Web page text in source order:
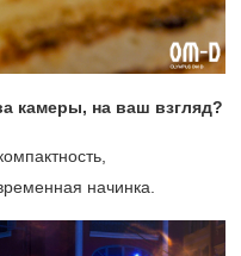
камеры, на ваш взгляд?
начинка.